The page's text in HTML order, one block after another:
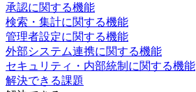
承認に関する機能
検索・集計に関する機能
管理者設定に関する機能
外部システム連携に関する機能
セキュリティ・内部統制に関する機能
解決できる課題